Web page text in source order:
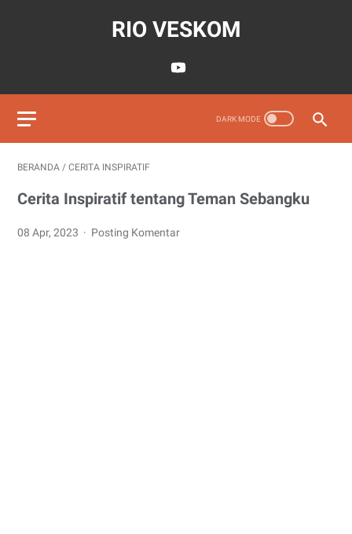
RIO VESKOM
BERANDA / CERITA INSPIRATIF
Cerita Inspiratif tentang Teman Sebangku
08 Apr, 2023 Posting Komentar